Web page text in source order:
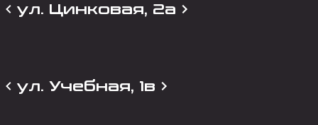
ул. Цинковая, 2а
ул. Учебная, 1в